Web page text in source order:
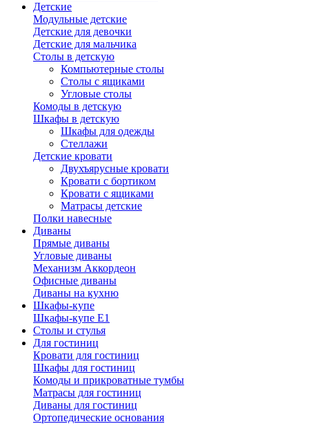
Детские
Модульные детские
Детские для девочки
Детские для мальчика
Столы в детскую
Компьютерные столы
Столы с ящиками
Угловые столы
Комоды в детскую
Шкафы в детскую
Шкафы для одежды
Стеллажи
Детские кровати
Двухъярусные кровати
Кровати с бортиком
Кровати с ящиками
Матрасы детские
Полки навесные
Диваны
Прямые диваны
Угловые диваны
Механизм Аккордеон
Офисные диваны
Диваны на кухню
Шкафы-купе
Шкафы-купе Е1
Столы и стулья
Для гостиниц
Кровати для гостиниц
Шкафы для гостиниц
Комоды и прикроватные тумбы
Матрасы для гостиниц
Диваны для гостиниц
Ортопедические основания